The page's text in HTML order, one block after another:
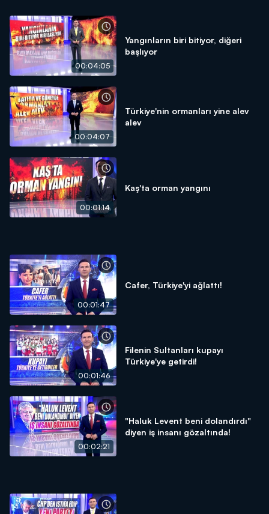
00:04:05
Yangınların biri bitiyor, diğeri
başlıyor
00:04:07
Türkiye'nin ormanları yine alev
alev
00:01:14
Kaş'ta orman yangını
00:01:47
Cafer, Türkiye'yi ağlattı!
00:01:46
Filenin Sultanları kupayı
Türkiye'ye getirdi!
00:02:21
"Haluk Levent beni dolandırdı"
diyen iş insanı gözaltında!